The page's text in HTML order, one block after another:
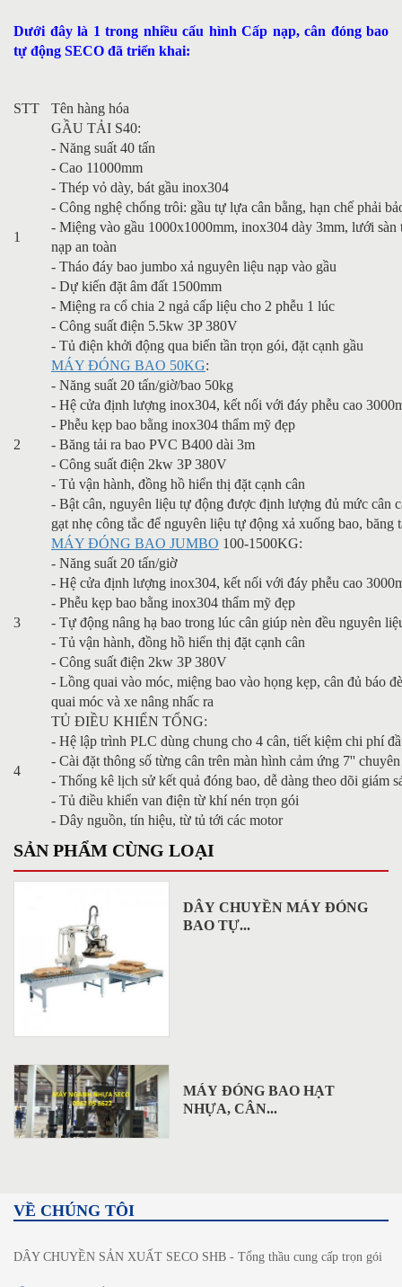
Dưới đây là 1 trong nhiều cấu hình Cấp nạp, cân đóng bao
tự động SECO đã triển khai:
STT Tên hàng hóa
1
GẦU TẢI S40:
- Năng suất 40 tấn
- Cao 11000mm
- Thép vỏ dày, bát gầu inox304
- Công nghệ chống trôi: gầu tự lựa cân bằng, hạn chế phải
- Miệng vào gầu 1000x1000mm, inox304 dày 3mm, lưới
nạp an toàn
- Tháo đáy bao jumbo xả nguyên liệu nạp vào gầu
- Dự kiến đặt âm đất 1500mm
- Miệng ra cổ chia 2 ngả cấp liệu cho 2 phễu 1 lúc
- Công suất điện 5.5kw 3P 380V
- Tủ điện khởi động qua biến tần trọn gói, đặt cạnh gầu
2
MÁY ĐÓNG BAO 50KG:
- Năng suất 20 tấn/giờ/bao 50kg
- Hệ cửa định lượng inox304, kết nối với đáy phễu cao
- Phễu kẹp bao bằng inox304 thẩm mỹ đẹp
- Băng tải ra bao PVC B400 dài 3m
- Công suất điện 2kw 3P 380V
- Tủ vận hành, đồng hồ hiển thị đặt cạnh cân
- Bật cân, nguyên liệu tự động được định lượng đủ mức cân
gạt nhẹ công tắc để nguyên liệu tự động xả xuống bao,
3
MÁY ĐÓNG BAO JUMBO 100-1500KG:
- Năng suất 20 tấn/giờ
- Hệ cửa định lượng inox304, kết nối với đáy phễu cao
- Phễu kẹp bao bằng inox304 thẩm mỹ đẹp
- Tự động nâng hạ bao trong lúc cân giúp nèn đều nguyên
- Tủ vận hành, đồng hồ hiển thị đặt cạnh cân
- Công suất điện 2kw 3P 380V
- Lồng quai vào móc, miệng bao vào họng kẹp, cân đủ báo
quai móc và xe nâng nhấc ra
4
TỦ ĐIỀU KHIỂN TỔNG:
- Hệ lập trình PLC dùng chung cho 4 cân, tiết kiệm chi phí
- Cài đặt thông số từng cân trên màn hình cảm ứng 7''
- Thống kê lịch sử kết quả đóng bao, dễ dàng theo dõi giám
- Tủ điều khiển van điện từ khí nén trọn gói
- Dây nguồn, tín hiệu, từ tủ tới các motor
SẢN PHẨM CÙNG LOẠI
DÂY CHUYỀN MÁY ĐÓNG
BAO TỰ...
MÁY ĐÓNG BAO HẠT
NHỰA, CÂN...
VỀ CHÚNG TÔI
DÂY CHUYỀN SẢN XUẤT SECO SHB - Tổng thầu cung cấp trọn gói